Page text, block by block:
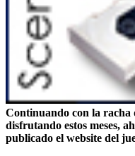
Continuando con la racha
disfrutando estos meses,
publicado el website del